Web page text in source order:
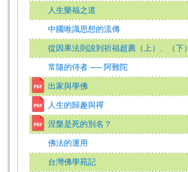
人生樂福之道
中國唯識思想的流傳
從因果法則說到祈福超薦（上）、（下）
常隨的侍者 ── 阿難陀
出家與學佛
人生的歸趣與禪
涅槃是死的別名？
佛法的運用
台灣佛學苑記